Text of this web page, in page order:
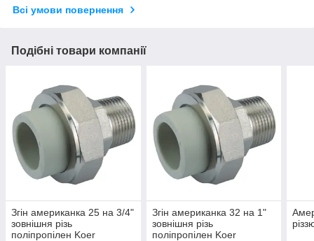
Всі умови повернення
Подібні товари компанії
Згін американка 25 на 3/4"
зовнішня різь
поліпропілен Koer
Згін американка 32 на 1"
зовнішня різь
поліпропілен Koer